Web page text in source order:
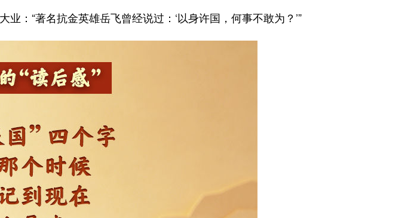
“著名抗金英雄岳飞曾经说过：‘以身许国，何事不敢为？’”